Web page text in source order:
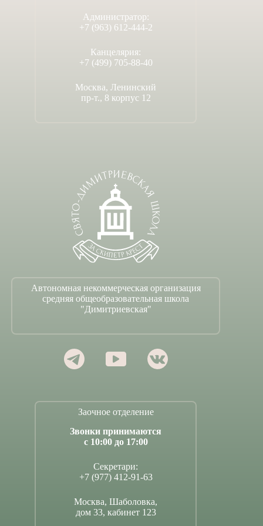
Администратор:
+7 (963) 612-444-2
Канцелярия:
+7 (499) 705-88-40
Москва, Ленинский
пр-т., 8 корпус 12
Автономная некоммерческая организация
средняя общеобразовательная школа
"Димитриевская"
Заочное отделение
Звонки принимаются
с 10:00 до 17:00
Секретари:
+7 (977) 412-91-63
Москва, Шаболовка,
дом 33, кабинет 123